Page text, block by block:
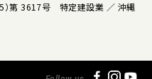
）第 3617号 特定建設業 ／ 沖縄